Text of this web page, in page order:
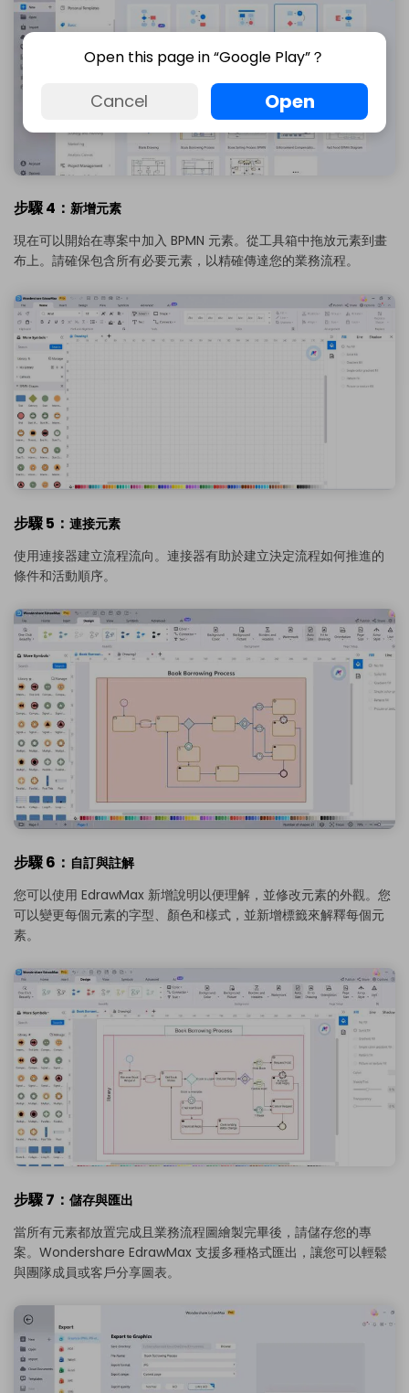
步驟 4： 新增元素
現在可以開始在專案中加入 BPMN 元素。從工具箱中拖放元素到畫
布上。請確保包含所有必要元素，以精確傳達您的業務流程。
步驟 5： 連接元素
使用連接器建立流程流向。連接器有助於建立決定流程如何推進的
條件和活動順序。
步驟 6： 自訂與註解
您可以使用 EdrawMax 新增說明以便理解，並修改元素的外觀。您
可以變更每個元素的字型、顏色和樣式，並新增標籤來解釋每個元
素。
步驟 7： 儲存與匯出
當所有元素都放置完成且業務流程圖繪製完畢後，請儲存您的專
案。Wondershare EdrawMax 支援多種格式匯出，讓您可以輕鬆
與團隊成員或客戶分享圖表。
Open this page in “Google Play”？
Cancel Open